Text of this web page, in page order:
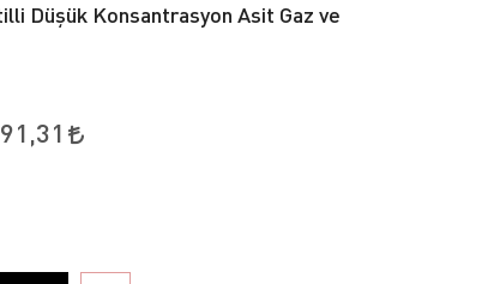
Düşük Konsantrasyon Asit Gaz ve